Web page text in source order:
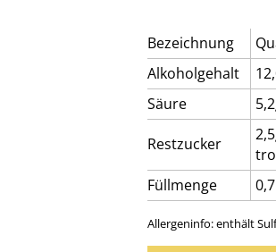
Bezeichnung
Alkoholgehalt
Säure
Restzucker
Füllmenge
Allergeninfo: enthält